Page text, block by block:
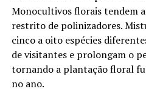
Monocultivos florais tendem
restrito de polinizadores.
cinco a oito espécies
de visitantes e prolongam o
tornando a plantação floral
no ano.